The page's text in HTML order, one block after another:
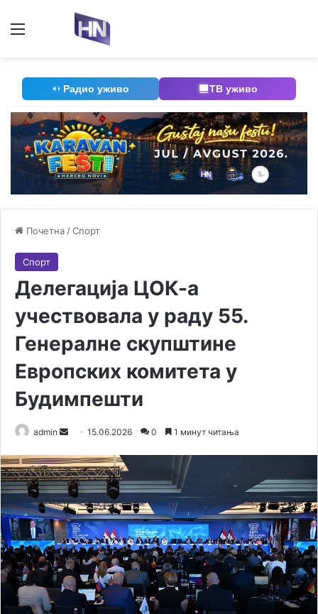
Радио уживо ТВ уживо
Почетна /Спорт
Спорт
Делегација ЦОК-а
учествовала у раду 55.
Генералне скупштине
Европских комитета у
Будимпешти
admin
n
d
a
n
e
m
a
i
15.06.2026 0 1 минут читања